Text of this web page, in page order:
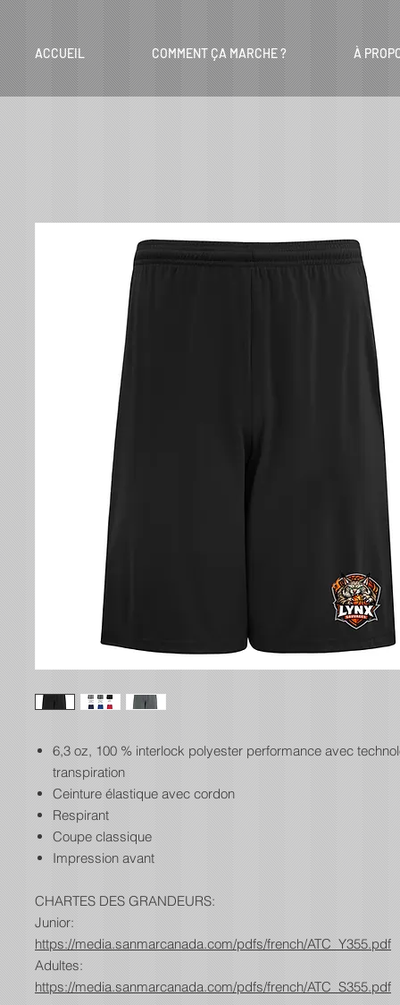
ACCUEIL COMMENT ÇA MARCHE ? À
6,3 oz, 100 % interlock polyester performance avec
transpiration
Ceinture élastique avec cordon
Respirant
Coupe classique
Impression avant
CHARTES DES GRANDEURS:
Junior:
https://media.sanmarcanada.com/pdfs/french/ATC_Y355.pdf
Adultes:
https://media.sanmarcanada.com/pdfs/french/ATC_S355.pdf